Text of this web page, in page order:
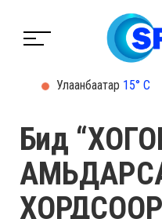
Улаанбаатар 15° C
Бид